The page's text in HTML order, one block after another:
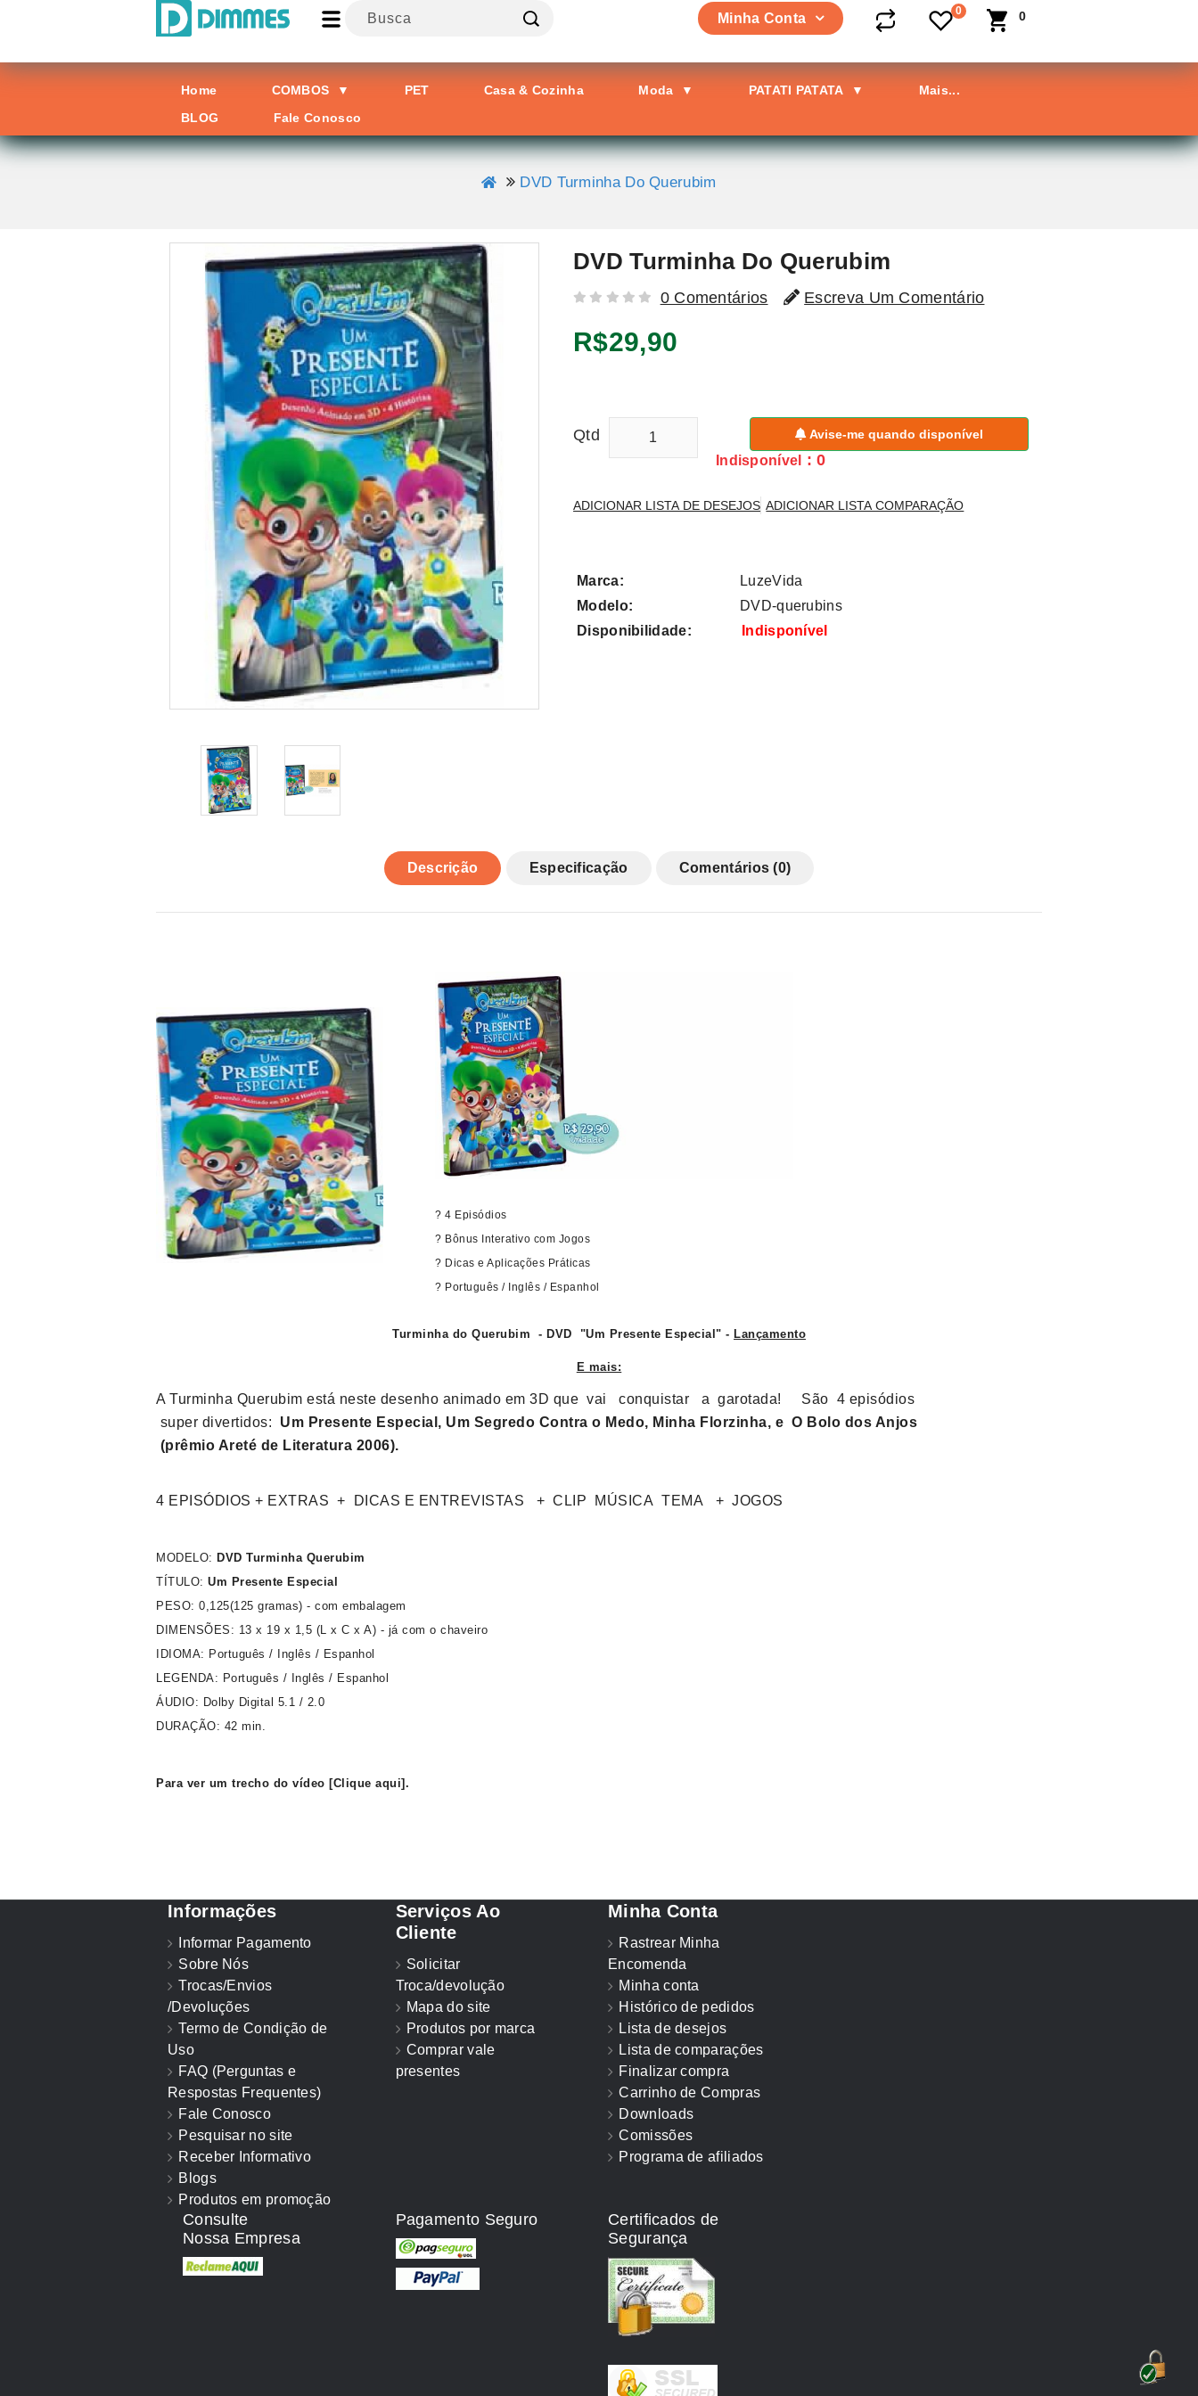
0 0
Minha Conta
Home COMBOS ▼ PET Casa & Cozinha Moda ▼ PATATI PATATA ▼
Mais...
BLOG
Fale Conosco
DVD Turminha Do Querubim
DVD Turminha Do Querubim
0 Comentários Escreva Um Comentário
R$29,90
Qtd Avise-me quando disponível
Indisponível : 0
ADICIONAR LISTA DE DESEJOS ADICIONAR LISTA COMPARAÇÃO
Marca:
LuzeVida
Modelo:
DVD-querubins
Disponibilidade:
Indisponível
Descrição Especificação Comentários (0)
? 4 Episódios
? Bônus Interativo com Jogos
? Dicas e Aplicações Práticas
? Português / Inglês / Espanhol
Turminha do Querubim - DVD "Um Presente Especial" - Lançamento
E mais:
A Turminha Querubim está neste desenho animado em 3D que vai conquistar a garotada! São 4 episódios
super divertidos: Um Presente Especial, Um Segredo Contra o Medo, Minha Florzinha, e O Bolo dos Anjos
(prêmio Areté de Literatura 2006).
4 EPISÓDIOS + EXTRAS + DICAS E ENTREVISTAS + CLIP MÚSICA TEMA + JOGOS
MODELO: DVD Turminha Querubim
TÍTULO: Um Presente Especial
PESO: 0,125(125 gramas) - com embalagem
DIMENSÕES: 13 x 19 x 1,5 (L x C x A) - já com o chaveiro
IDIOMA: Português / Inglês / Espanhol
LEGENDA: Português / Inglês / Espanhol
ÁUDIO: Dolby Digital 5.1 / 2.0
DURAÇÃO: 42 min.
Para ver um trecho do vídeo [Clique aqui] .
Informações
Informar Pagamento
Sobre Nós
Trocas/Envios
/Devoluções
Termo de Condição de
Uso
FAQ (Perguntas e
Respostas Frequentes)
Fale Conosco
Pesquisar no site
Receber Informativo
Blogs
Produtos em promoção
Serviços Ao
Cliente
Solicitar
Troca/devolução
Mapa do site
Produtos por marca
Comprar vale
presentes
Minha Conta
Rastrear Minha
Encomenda
Minha conta
Histórico de pedidos
Lista de desejos
Lista de comparações
Finalizar compra
Carrinho de Compras
Downloads
Comissões
Programa de afiliados
Consulte
Nossa Empresa
Pagamento Seguro
Certificados de
Segurança